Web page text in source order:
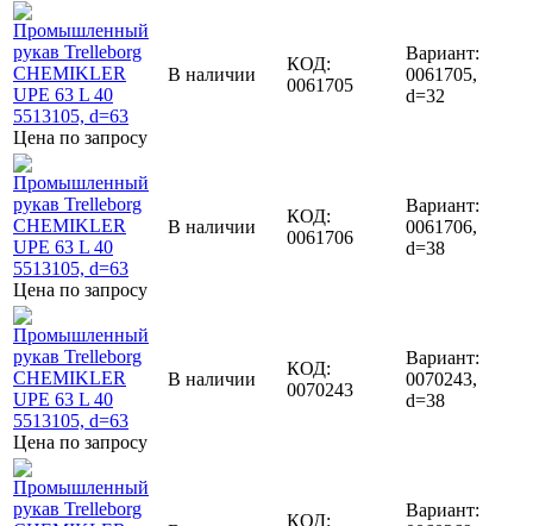
Цена по запросу
В наличии
КОД:
0061705
Вариант:
0061705,
d=32
Цена по запросу
В наличии
КОД:
0061706
Вариант:
0061706,
d=38
Цена по запросу
В наличии
КОД:
0070243
Вариант:
0070243,
d=38
КОД:
Вариант: